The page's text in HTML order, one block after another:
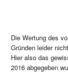
Die Wertung des
Gründen leider
Hier also das
2016 abgegeben